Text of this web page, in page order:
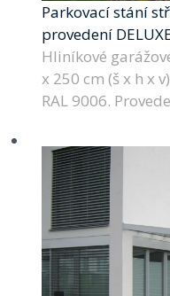
Parkovací stání
provedení
Hliníkové
x 250 cm (š x h x
RAL 9006.